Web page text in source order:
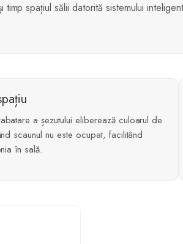
spațiul sălii datorită sistemului
a șezutului eliberează culoarul de
scaunul nu este ocupat, facilitând
în sală.